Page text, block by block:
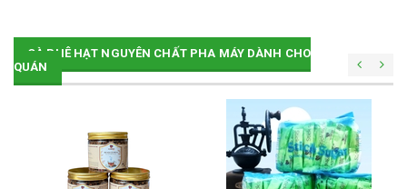
CÀ PHÊ HẠT NGUYÊN CHẤT PHA MÁY DÀNH CHO
QUÁN